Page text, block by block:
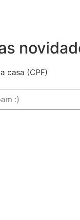
casa (CPF)